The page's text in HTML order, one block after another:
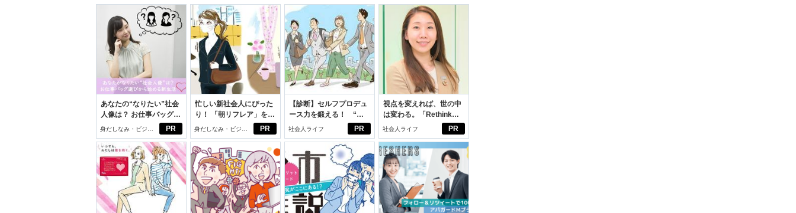
PR
あなたの“なりたい”社会
人像は？ お仕事バッグ選
びから始める新生活
身だしなみ・ビジネ
スアイテム
PR
忙しい新社会人にぴった
り！ 「朝リフレア」をは
じめよう。しっかりニオ
イケアして24時間快適。
身だしなみ・ビジネ
スアイテム
PR
【診断】セルフプロデュ
ース力を鍛える！ “ジ
ブン観”診断
社会人ライフ PR
視点を変えれば、世の中
は変わる。「Rethink
PROJECT」がつたえた
社会人ライフ